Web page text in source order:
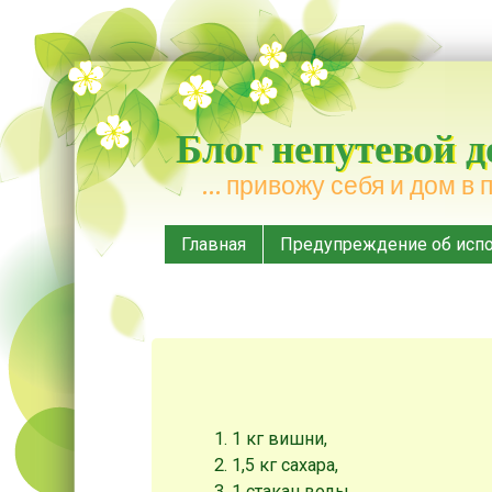
Блог непутевой
… привожу себя и дом в
Меню
Наверх
Главная Предупреждение об
1 кг вишни,
1,5 кг сахара,